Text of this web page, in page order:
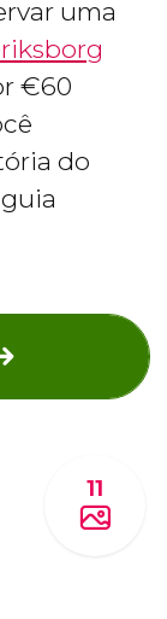
uma
€60
do
11